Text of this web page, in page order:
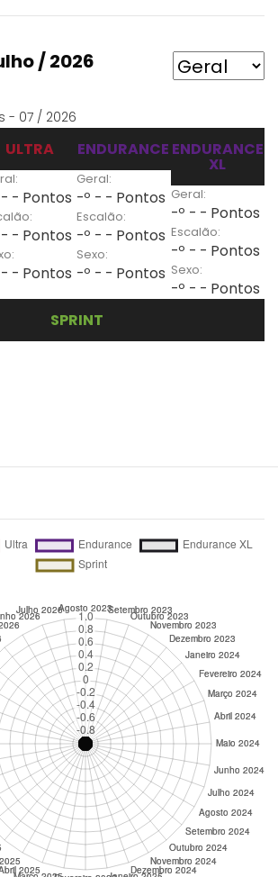
/ 2026
- 07 / 2026
ULTRA
- Pontos
- Pontos
- Pontos
ENDURANCE
Geral:
-º - - Pontos
Escalão:
-º - - Pontos
Sexo:
-º - - Pontos
ENDURANCE
XL
Geral:
-º - - Pontos
Escalão:
-º - - Pontos
Sexo:
-º - - Pontos
SPRINT